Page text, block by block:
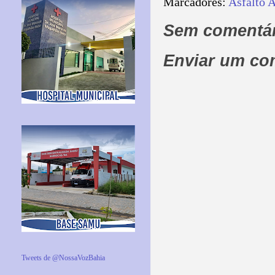
Sem
Enviar um
Tweets de @NossaVozBahia